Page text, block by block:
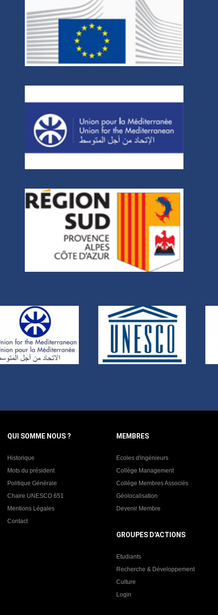
QUI SOMME NOUS ?
Historique
Mots du président
Politique Générale
Chaire UNESCO 651
Mentions Légales
Contact
MEMBRES
Ecoles d'ingénieurs
Collège Management
Collège Membres Associés
Géolocalisation
Devenir Membre
GROUPES D'ACTIONS
Etudiants
Recherche & Développement
Culture
Login